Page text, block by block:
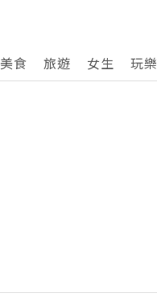
美食 旅遊 女生 玩樂